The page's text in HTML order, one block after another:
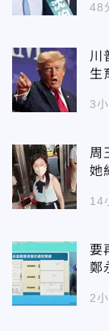
48
川
生
3
周
她
14
要
鄭
2